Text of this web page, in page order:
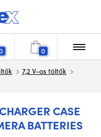
0
7,2 V-os töltők
CASE
BATTERIES